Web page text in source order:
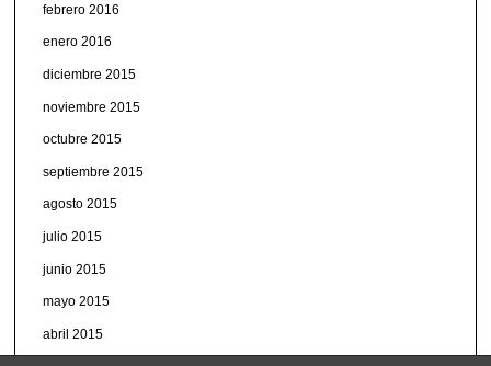
febrero 2016
enero 2016
diciembre 2015
noviembre 2015
octubre 2015
septiembre 2015
agosto 2015
julio 2015
junio 2015
mayo 2015
abril 2015